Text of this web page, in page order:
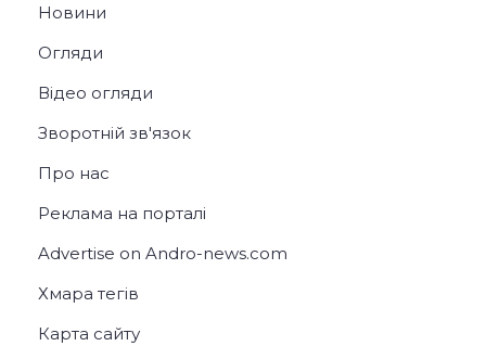
Новини
Огляди
Відео огляди
Зворотній зв'язок
Про нас
Реклама на порталі
Advertise on Andro-news.com
Хмара тегів
Карта сайту